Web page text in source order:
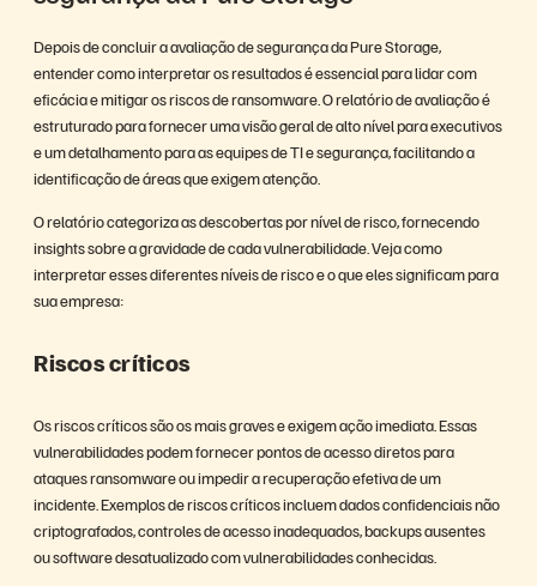
Depois de concluir a avaliação de segurança da Pure Storage,
entender como interpretar os resultados é essencial para lidar com
eficácia e mitigar os riscos de ransomware. O relatório de avaliação é
estruturado para fornecer uma visão geral de alto nível para executivos
e um detalhamento para as equipes de TI e segurança, facilitando a
identificação de áreas que exigem atenção.
O relatório categoriza as descobertas por nível de risco, fornecendo
insights sobre a gravidade de cada vulnerabilidade. Veja como
interpretar esses diferentes níveis de risco e o que eles significam para
sua empresa:
Riscos críticos
Os riscos críticos são os mais graves e exigem ação imediata. Essas
vulnerabilidades podem fornecer pontos de acesso diretos para
ataques ransomware ou impedir a recuperação efetiva de um
incidente. Exemplos de riscos críticos incluem dados confidenciais não
criptografados, controles de acesso inadequados, backups ausentes
ou software desatualizado com vulnerabilidades conhecidas.